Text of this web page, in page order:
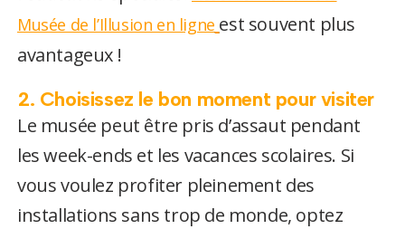
Musée de l’Illusion en ligne est souvent plus
avantageux !
2. Choisissez le bon moment pour visiter
Le musée peut être pris d’assaut pendant
les week-ends et les vacances scolaires. Si
vous voulez profiter pleinement des
installations sans trop de monde, optez